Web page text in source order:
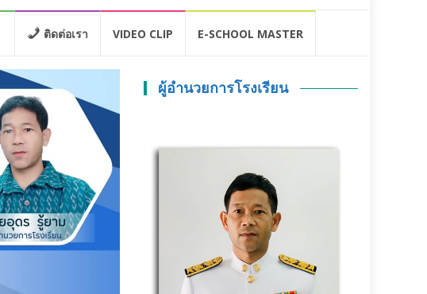
ติดต่อเรา VIDEO CLIP E-SCHOOL MASTER
ผู้อำนวยการโรงเรียน